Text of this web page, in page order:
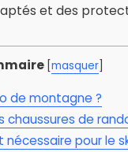
et des
[masquer
de montagne ?
de
pour le